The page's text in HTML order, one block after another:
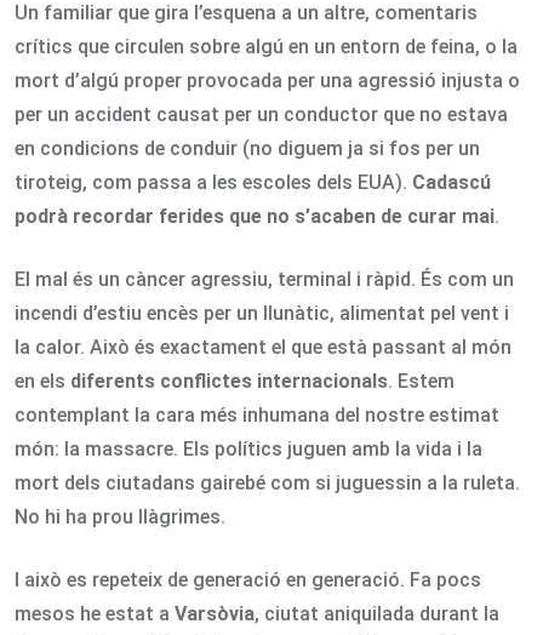
Un familiar que gira l’esquena a un altre, comentaris
crítics que circulen sobre algú en un entorn de feina, o la
mort d’algú proper provocada per una agressió injusta o
per un accident causat per un conductor que no estava
en condicions de conduir (no diguem ja si fos per un
tiroteig, com passa a les escoles dels EUA). Cadascú
podrà recordar ferides que no s’acaben de curar mai.
El mal és un càncer agressiu, terminal i ràpid. És com un
incendi d’estiu encès per un llunàtic, alimentat pel vent i
la calor. Això és exactament el que està passant al món
en els diferents conflictes internacionals. Estem
contemplant la cara més inhumana del nostre estimat
món: la massacre. Els polítics juguen amb la vida i la
mort dels ciutadans gairebé com si juguessin a la ruleta.
No hi ha prou llàgrimes.
I això es repeteix de generació en generació. Fa pocs
mesos he estat a Varsòvia, ciutat aniquilada durant la